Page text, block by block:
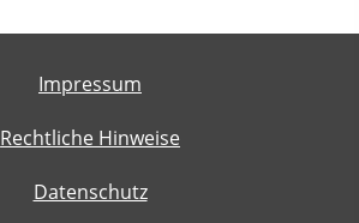
Impressum
Rechtliche Hinweise
Datenschutz